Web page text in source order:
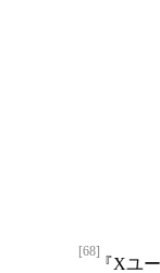
[68]
Xユ